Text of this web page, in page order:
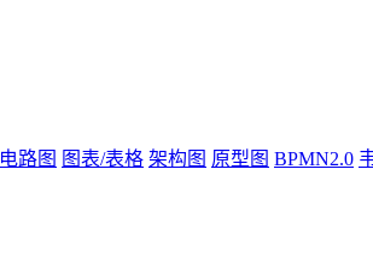
电路图 图表/表格 架构图 原型图 BPMN2.0